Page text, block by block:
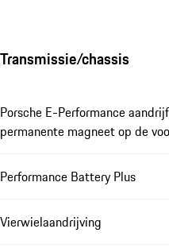
Transmissie/chassis
Porsche E-Performance
permanente magneet op de
Performance Battery Plus
Vierwielaandrijving